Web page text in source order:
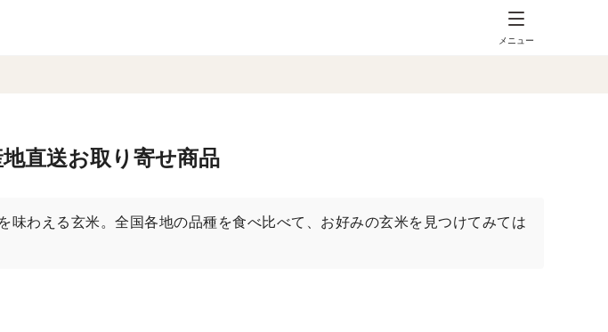
メニュー
直送お取り寄せ商品
味わえる玄米。全国各地の品種を食べ比べて、お好みの玄米を見つけてみては